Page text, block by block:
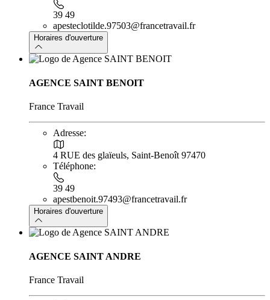
39 49
apesteclotilde.97503@francetravail.fr
Horaires d'ouverture
AGENCE SAINT BENOIT
France Travail
Adresse:
4 RUE des glaïeuls, Saint-Benoît 97470
Téléphone:
39 49
apestbenoit.97493@francetravail.fr
Horaires d'ouverture
AGENCE SAINT ANDRE
France Travail